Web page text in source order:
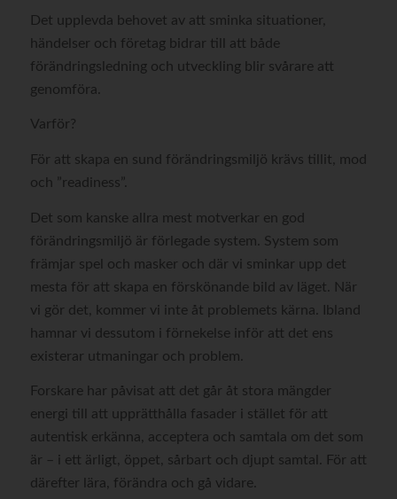
Det upplevda behovet av att sminka situationer,
händelser och företag bidrar till att både
förändringsledning och utveckling blir svårare att
genomföra.
Varför?
För att skapa en sund förändringsmiljö krävs tillit, mod
och ”readiness”.
Det som kanske allra mest motverkar en god
förändringsmiljö är förlegade system. System som
främjar spel och masker och där vi sminkar upp det
mesta för att skapa en förskönande bild av läget. När
vi gör det, kommer vi inte åt problemets kärna. Ibland
hamnar vi dessutom i förnekelse inför att det ens
existerar utmaningar och problem.
Forskare har påvisat att det går åt stora mängder
energi till att upprätthålla fasader i stället för att
autentisk erkänna, acceptera och samtala om det som
är – i ett ärligt, öppet, sårbart och djupt samtal. För att
därefter lära, förändra och gå vidare.